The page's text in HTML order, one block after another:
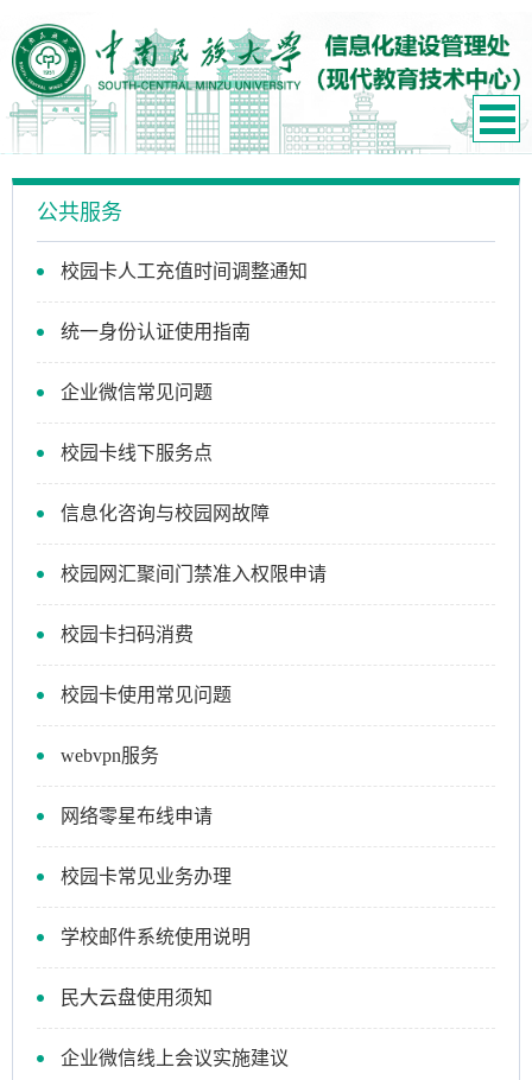
公共服务
校园卡人工充值时间调整通知
统一身份认证使用指南
企业微信常见问题
校园卡线下服务点
信息化咨询与校园网故障
校园网汇聚间门禁准入权限申请
校园卡扫码消费
校园卡使用常见问题
webvpn服务
网络零星布线申请
校园卡常见业务办理
学校邮件系统使用说明
民大云盘使用须知
企业微信线上会议实施建议